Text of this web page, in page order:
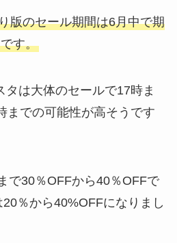
版のセール期間は6月中で期
す。
は大体のセールで17時ま
までの可能性が高そうです
で30％OFFから40％OFFで
％から40%OFFになりまし